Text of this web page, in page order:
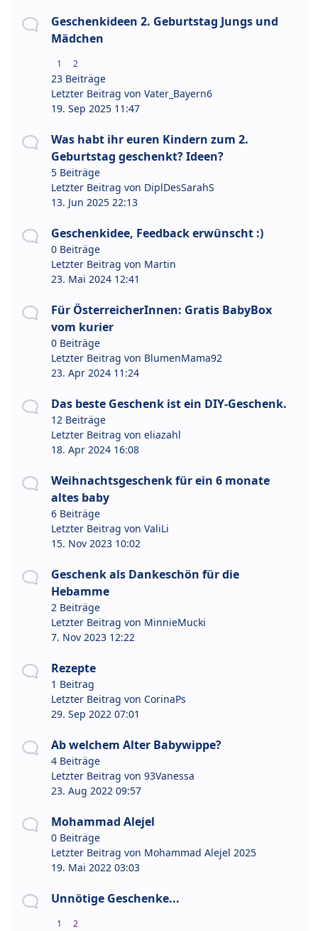
Geschenkideen 2. Geburtstag Jungs und
Mädchen
1 2
23 Beiträge
Letzter Beitrag von Vater_Bayern6
19. Sep 2025 11:47
Was habt ihr euren Kindern zum 2.
Geburtstag geschenkt? Ideen?
5 Beiträge
Letzter Beitrag von DiplDesSarahS
13. Jun 2025 22:13
Geschenkidee, Feedback erwünscht :)
0 Beiträge
Letzter Beitrag von Martin
23. Mai 2024 12:41
Für ÖsterreicherInnen: Gratis BabyBox
vom kurier
0 Beiträge
Letzter Beitrag von BlumenMama92
23. Apr 2024 11:24
Das beste Geschenk ist ein DIY-Geschenk.
12 Beiträge
Letzter Beitrag von eliazahl
18. Apr 2024 16:08
Weihnachtsgeschenk für ein 6 monate
altes baby
6 Beiträge
Letzter Beitrag von ValiLi
15. Nov 2023 10:02
Geschenk als Dankeschön für die
Hebamme
2 Beiträge
Letzter Beitrag von MinnieMucki
7. Nov 2023 12:22
Rezepte
1 Beitrag
Letzter Beitrag von CorinaPs
29. Sep 2022 07:01
Ab welchem Alter Babywippe?
4 Beiträge
Letzter Beitrag von 93Vanessa
23. Aug 2022 09:57
Mohammad Alejel
0 Beiträge
Letzter Beitrag von Mohammad Alejel 2025
19. Mai 2022 03:03
Unnötige Geschenke...
1 2